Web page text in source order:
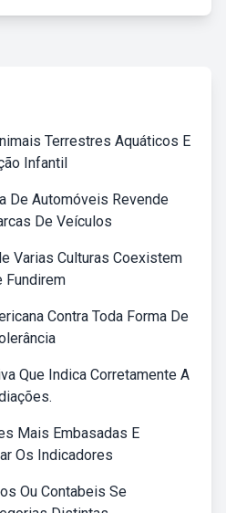
Terrestres Aquáticos E
Infantil
De Automóveis Revende
De Veículos
Varias Culturas Coexistem
Fundirem
Contra Toda Forma De
Que Indica Corretamente A
Mais Embasadas E
Os Indicadores
Ou Contabeis Se